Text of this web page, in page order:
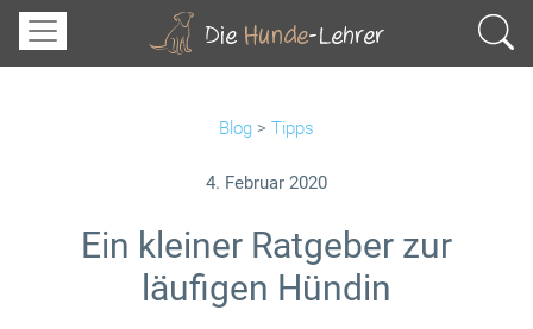
Blog > Tipps
4. Februar 2020
Ein kleiner Ratgeber zur
läufigen Hündin